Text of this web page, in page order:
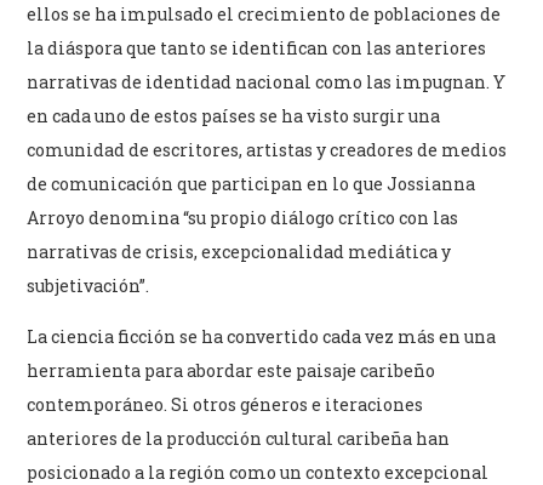
ellos se ha impulsado el crecimiento de poblaciones de
la diáspora que tanto se identifican con las anteriores
narrativas de identidad nacional como las impugnan. Y
en cada uno de estos países se ha visto surgir una
comunidad de escritores, artistas y creadores de medios
de comunicación que participan en lo que Jossianna
Arroyo denomina “su propio diálogo crítico con las
narrativas de crisis, excepcionalidad mediática y
subjetivación”.
La ciencia ficción se ha convertido cada vez más en una
herramienta para abordar este paisaje caribeño
contemporáneo. Si otros géneros e iteraciones
anteriores de la producción cultural caribeña han
posicionado a la región como un contexto excepcional